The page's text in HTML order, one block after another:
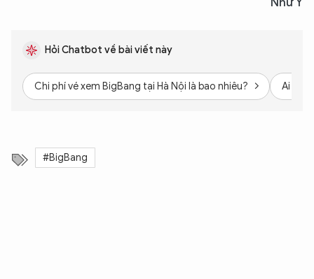
Hỏi Chatbot về bài viết này
Chi phí vé xem BigBang tại Hà Nội là bao nhiêu? Ai là
#BigBang
XIN CHÀO,
TÔI LÀ CHATBOT CỦA